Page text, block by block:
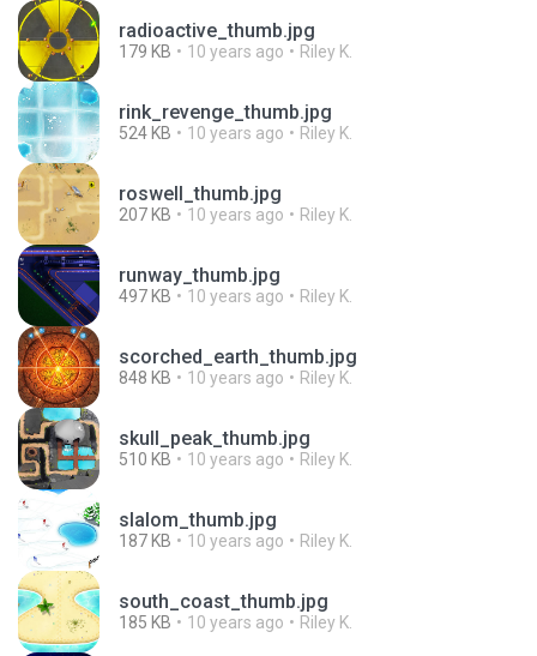
radioactive_thumb.jpg
179 KB 10 years ago Riley K.
rink_revenge_thumb.jpg
524 KB 10 years ago Riley K.
roswell_thumb.jpg
207 KB 10 years ago Riley K.
runway_thumb.jpg
497 KB 10 years ago Riley K.
scorched_earth_thumb.jpg
848 KB 10 years ago Riley K.
skull_peak_thumb.jpg
510 KB 10 years ago Riley K.
slalom_thumb.jpg
187 KB 10 years ago Riley K.
south_coast_thumb.jpg
185 KB 10 years ago Riley K.